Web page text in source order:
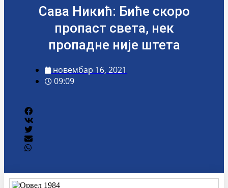
Сава Никић: Биће скоро
пропаст света, нек
пропадне није штета
новембар 16, 2021
09:09